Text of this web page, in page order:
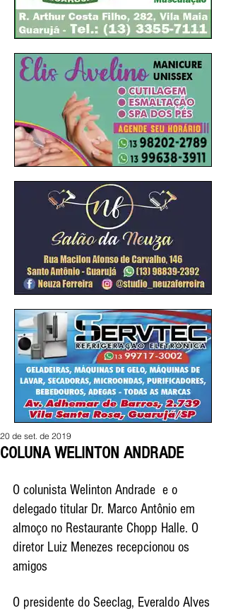
COLUNA WELINTON ANDRADE
20 de set. de 2019
O colunista Welinton Andrade  e o
delegado titular Dr. Marco Antônio em
almoço no Restaurante Chopp Halle. O
diretor Luiz Menezes recepcionou os
amigos
O presidente do Seeclag, Everaldo Alves